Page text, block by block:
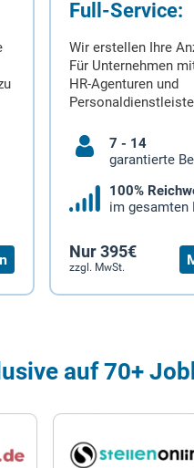
Full-Service:
Wir erstellen Ihre
Für Unternehmen
HR-Agenturen und
7 - 14
garantierte
100%
im gesamten
Nur 395€
zzgl. MwSt.
auf 70+